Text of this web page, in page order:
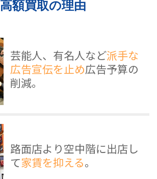
高額買取の理由
芸能人、有名人など派手な
広告宣伝を止め広告予算の
削減。
路面店より空中階に出店し
て家賃を抑える。